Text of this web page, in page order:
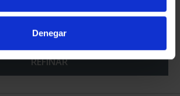
Denegar
REFINAR